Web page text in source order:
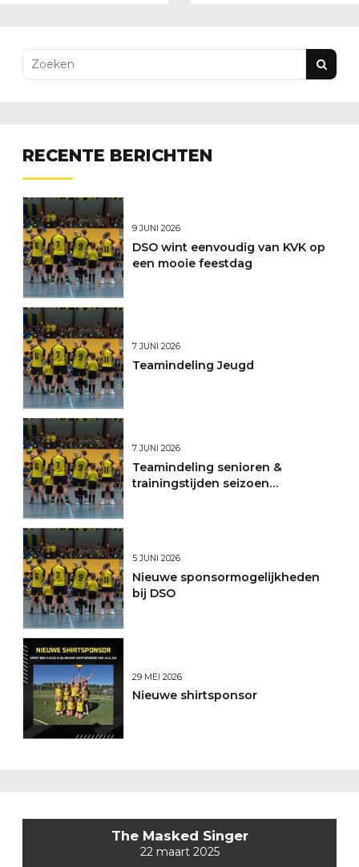
RECENTE BERICHTEN
9 JUNI 2026
DSO wint eenvoudig van KVK op
een mooie feestdag
7 JUNI 2026
Teamindeling Jeugd
7 JUNI 2026
Teamindeling senioren &
trainingstijden seizoen
5 JUNI 2026
Nieuwe sponsormogelijkheden
bij DSO
29 MEI 2026
Nieuwe shirtsponsor
The Masked Singer
22 maart 2025